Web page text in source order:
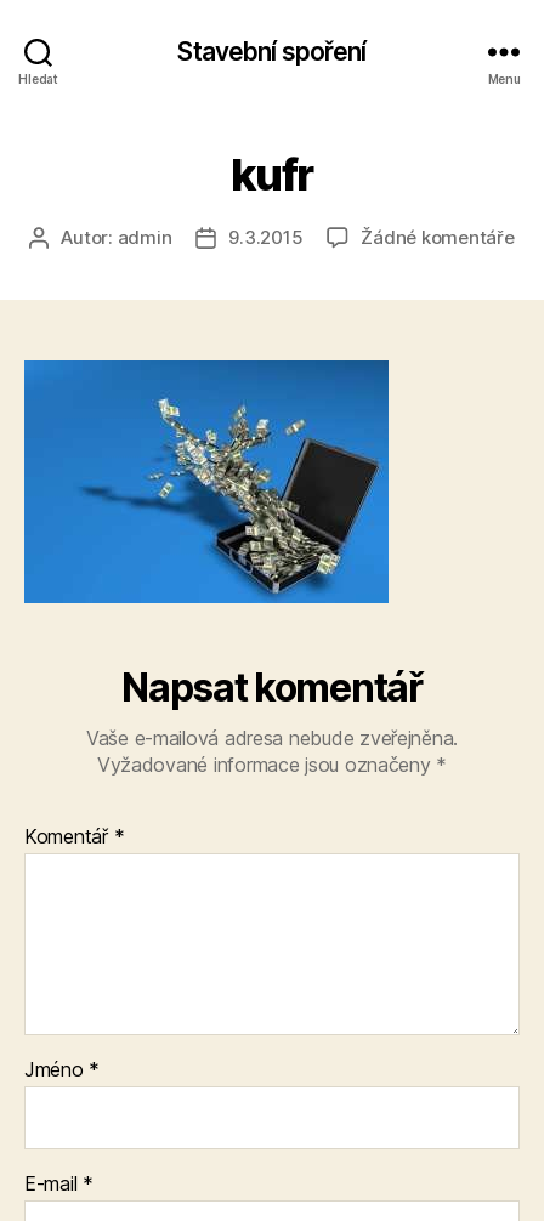
Hledat
Stavební spoření
Menu
kufr
AutorAutor: admin
Datum
9.3.2015 Žádné komentářeu
Napsat komentář
Vaše e-mailová adresa nebude zveřejněna.
Vyžadované informace jsou označeny *
Komentář *
Jméno *
E-mail *